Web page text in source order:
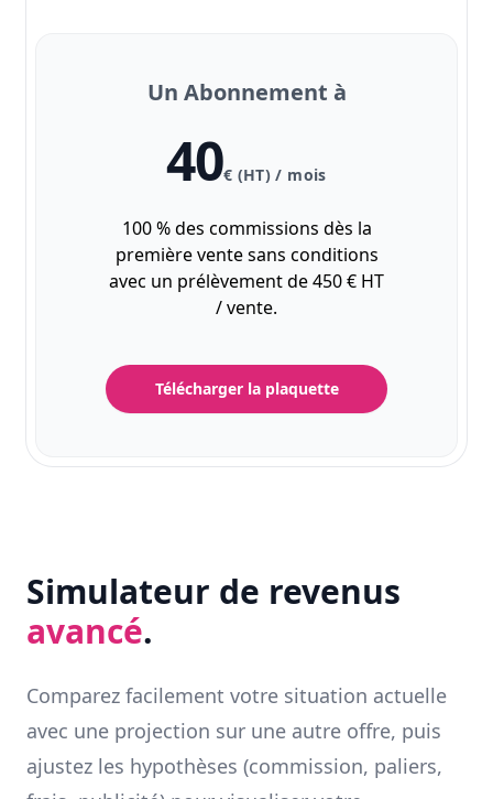
Un Abonnement à
40€ (HT) / mois
100 % des commissions dès la
première vente sans conditions
avec un prélèvement de 450 € HT
/ vente.
Télécharger la plaquette
Simulateur de revenus
avancé.
Comparez facilement votre situation actuelle
avec une projection sur une autre offre, puis
ajustez les hypothèses (commission, paliers,